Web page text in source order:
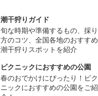
潮干狩りガイド
旬な時期や準備するもの、採り
方のコツ、全国各地のおすすめ
潮干狩りスポットを紹介
ピクニックにおすすめの公園
春のおでかけにぴったり！ピク
ニックにおすすめの公園をご紹